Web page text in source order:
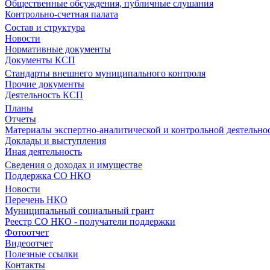
Общественные обсуждения, публичные слушания
Контрольно-счетная палата
Состав и структура
Новости
Нормативные документы
Документы КСП
Стандарты внешнего муниципального контроля
Прочие документы
Деятельность КСП
Планы
Отчеты
Материалы экспертно-аналитической и контрольной
Доклады и выступления
Иная деятельность
Сведения о доходах и имуществе
Поддержка СО НКО
Новости
Перечень НКО
Муниципальный социальный грант
Реестр СО НКО - получатели поддержки
Фотоотчет
Видеоотчет
Полезные ссылки
Контакты